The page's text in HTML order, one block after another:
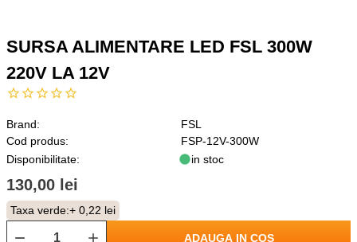
SURSA ALIMENTARE LED FSL 300W
220V LA 12V
Brand:
FSL
Cod produs:
FSP-12V-300W
Disponibilitate:
in stoc
130,00 lei
Taxa verde:+ 0,22 lei
ADAUGA IN COS